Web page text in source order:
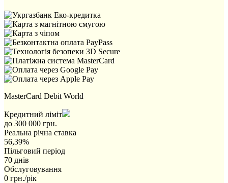
MasterCard Debit World
Кредитний ліміт
до 300 000 грн.
Реальна річна ставка
56,39%
Пільговий період
70 днів
Обслуговування
0 грн./рік